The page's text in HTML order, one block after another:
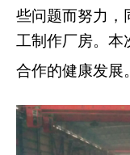
些问题而努力，
工制作厂房。本
合作的健康发展。